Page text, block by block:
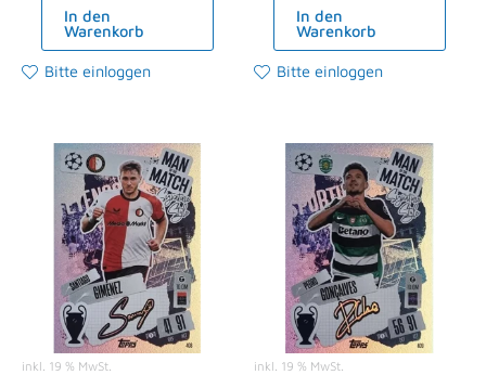
In den
Warenkorb
Bitte einloggen
In den
Warenkorb
Bitte einloggen
inkl. 19 % MwSt.
inkl. 19 % MwSt.